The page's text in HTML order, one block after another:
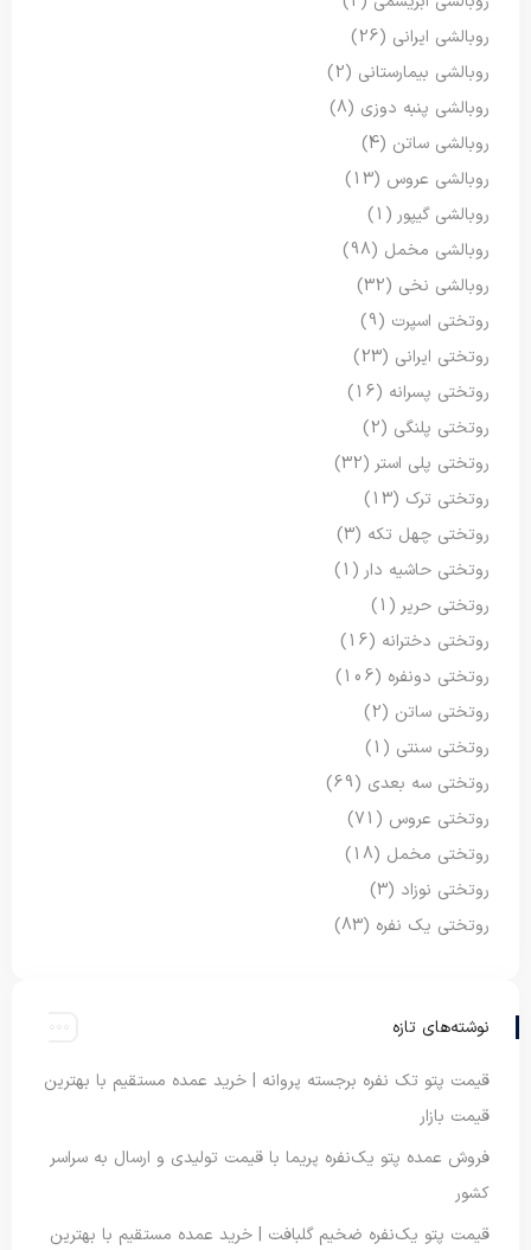
روبالشی ایرانی (26)
روبالشی بیمارستانی (2)
روبالشی پنبه دوزی (8)
روبالشی ساتن (4)
روبالشی عروس (13)
روبالشی گیپور (1)
روبالشی مخمل (98)
روبالشی نخی (32)
روتختی اسپرت (9)
روتختی ایرانی (23)
روتختی پسرانه (16)
روتختی پلنگی (2)
روتختی پلی استر (32)
روتختی ترک (13)
روتختی چهل تکه (3)
روتختی حاشیه دار (1)
روتختی حریر (1)
روتختی دخترانه (16)
روتختی دونفره (106)
روتختی ساتن (2)
روتختی سنتی (1)
روتختی سه بعدی (69)
روتختی عروس (71)
روتختی مخمل (18)
روتختی نوزاد (3)
روتختی یک نفره (83)
نوشته‌های تازه
قیمت پتو تک نفره برجسته پروانه | خرید عمده مستقیم با بهترین
قیمت بازار
فروش عمده پتو یک‌نفره پریما با قیمت تولیدی و ارسال به سراسر
کشور
قیمت پتو یک‌نفره ضخیم گلبافت | خرید عمده مستقیم با بهترین